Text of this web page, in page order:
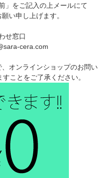
」をご記入の上メールにて
い申し上げます。
せ窓口
cera.com
オンラインショップのお問い
ことをご了承ください。